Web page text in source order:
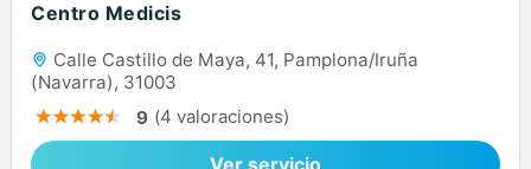
Centro Medicis
Calle Castillo de Maya, 41, Pamplona/Iruña
(Navarra), 31003
9 (4 valoraciones)